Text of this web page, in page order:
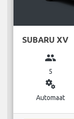
SUBARU XV
group
5
miscellaneous_services
Automaat